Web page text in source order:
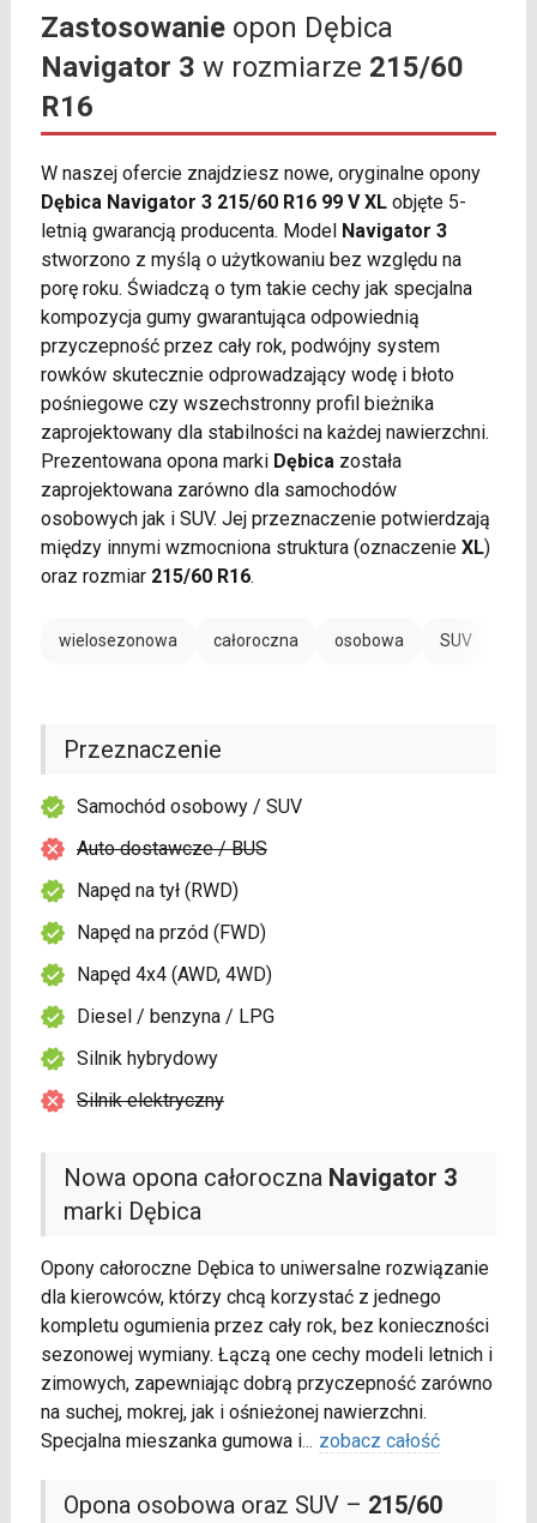
Zastosowanieopon Dębica
Navigator 3 w rozmiarze 215/60
R16
W naszej ofercie znajdziesz nowe, oryginalne opony
Dębica Navigator 3 215/60 R16 99 V XLobjęte 5-
letnią gwarancją producenta. Model Navigator 3
stworzono z myślą o użytkowaniu bez względu na
porę roku. Świadczą o tym takie cechy jak specjalna
kompozycja gumy gwarantująca odpowiednią
przyczepność przez cały rok, podwójny system
rowków skutecznie odprowadzający wodę i błoto
pośniegowe czy wszechstronny profil bieżnika
zaprojektowany dla stabilności na każdej nawierzchni.
Prezentowana opona marki Dębicazostała
zaprojektowana zarówno dla samochodów
osobowych jak i SUV. Jej przeznaczenie potwierdzają
między innymi wzmocniona struktura (oznaczenie XL)
oraz rozmiar 215/60 R16.
wielosezonowa całoroczna osobowa SUV
Nowa opona całoroczna Navigator 3
marki Dębica
Opony całoroczne Dębica to uniwersalne rozwiązanie
dla kierowców, którzy chcą korzystać z jednego
kompletu ogumienia przez cały rok, bez konieczności
sezonowej wymiany. Łączą one cechy modeli letnich i
zimowych, zapewniając dobrą przyczepność zarówno
na suchej, mokrej, jak i ośnieżonej nawierzchni.
Specjalna mieszanka gumowa i... zobacz całość
Opona osobowa oraz SUV – 215/60
Przeznaczenie
Samochód osobowy / SUV
Auto dostawcze / BUS
Napęd na tył (RWD)
Napęd na przód (FWD)
Napęd 4x4 (AWD, 4WD)
Diesel / benzyna / LPG
Silnik hybrydowy
Silnik elektryczny